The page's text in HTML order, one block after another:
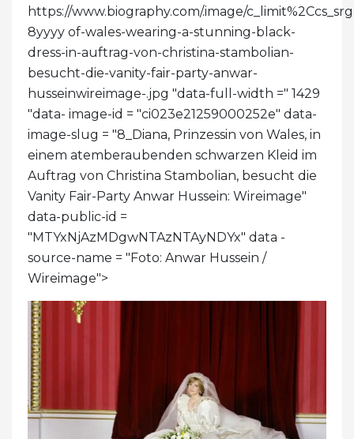
https://www.biography.com/.image/
8yyyy of-wales-wearing-a-stunning-black-
dress-in-auftrag-von-christina-stambolian-
besucht-die-vanity-fair-party-anwar-
husseinwireimage-.jpg "data-full-width =" 1429
"data- image-id = "ci023e21259000252e" data-
image-slug = "8_Diana, Prinzessin von Wales, in
einem atemberaubenden schwarzen Kleid im
Auftrag von Christina Stambolian, besucht die
Vanity Fair-Party Anwar Hussein: Wireimage"
data-public-id =
"MTYxNjAzMDgwNTAzNTAyNDYx" data -
source-name = "Foto: Anwar Hussein /
Wireimage">